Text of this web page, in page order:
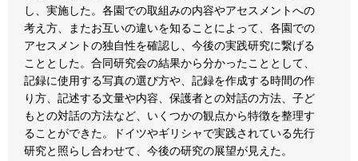
し、実施した。各園での取組みの内容やアセスメントへの
考え方、またお互いの違いを知ることによって、各園での
アセスメントの独自性を確認し、今後の実践研究に繋げる
こととした。合同研究会の結果から分かったこととして、
記録に使用する写真の選び方や、記録を作成する時間の作
り方、記述する文量や内容、保護者との対話の方法、子ど
もとの対話の方法など、いくつかの観点から特徴を整理す
ることができた。ドイツやギリシャで実践されている先行
研究と照らし合わせて、今後の研究の展望が見えた。